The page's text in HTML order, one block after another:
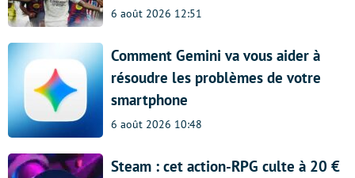
6 août 2026 12:51
Comment Gemini va vous aider à
résoudre les problèmes de votre
smartphone
6 août 2026 10:48
Steam : cet action-RPG culte à 20 €